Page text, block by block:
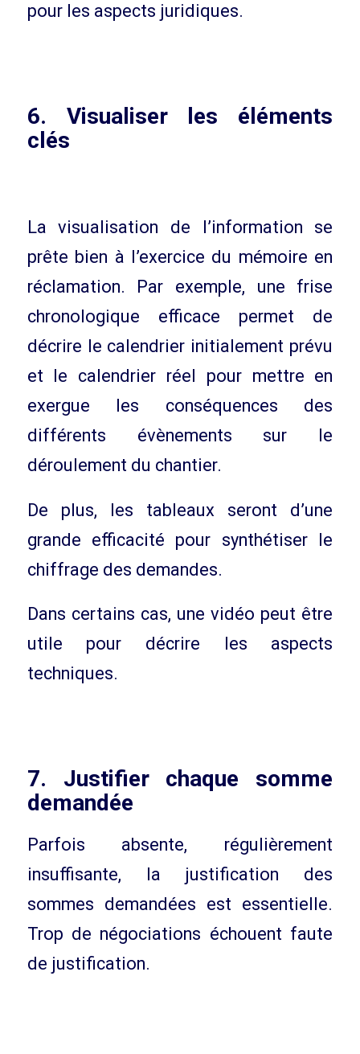
pour les aspects juridiques.
6. Visualiser les éléments
clés
La visualisation de l’information se
prête bien à l’exercice du mémoire en
réclamation. Par exemple, une frise
chronologique efficace permet de
décrire le calendrier initialement prévu
et le calendrier réel pour mettre en
exergue les conséquences des
différents évènements sur le
déroulement du chantier.
De plus, les tableaux seront d’une
grande efficacité pour synthétiser le
chiffrage des demandes.
Dans certains cas, une vidéo peut être
utile pour décrire les aspects
techniques.
7. Justifier chaque somme
demandée
Parfois absente, régulièrement
insuffisante, la justification des
sommes demandées est essentielle.
Trop de négociations échouent faute
de justification.